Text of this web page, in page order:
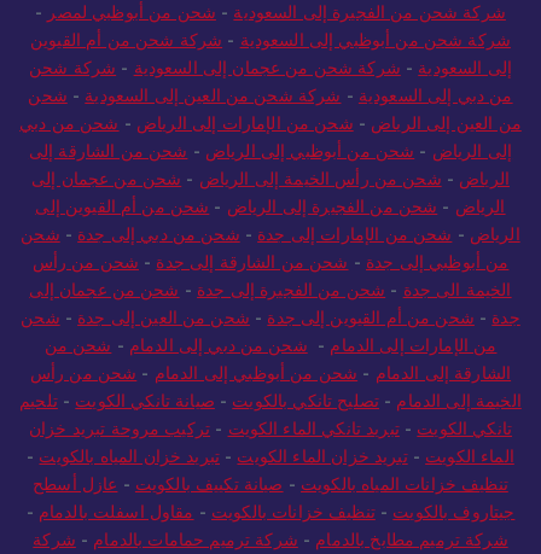
شركة شحن من الفجيرة إلى السعودية - شحن من أبوظبي لمصر -
شركة شحن من أبوظبي إلى السعودية - شركة شحن من أم القيوين
إلى السعودية - شركة شحن من عجمان إلى السعودية - شركة شحن
من دبي إلى السعودية - شركة شحن من العين إلى السعودية - شحن
من العين إلى الرياض - شحن من الإمارات إلى الرياض - شحن من دبي
إلى الرياض - شحن من أبوظبي إلى الرياض - شحن من الشارقة إلى
الرياض - شحن من رأس الخيمة إلى الرياض - شحن من عجمان إلى
الرياض - شحن من الفجيرة إلى الرياض - شحن من أم القيوين إلى
الرياض - شحن من الإمارات إلى جدة - شحن من دبي إلى جدة - شحن
من أبوظبي إلى جدة - شحن من الشارقة إلى جدة - شحن من رأس
الخيمة الى جدة - شحن من الفجيرة إلى جدة - شحن من عجمان إلى
جدة - شحن من أم القيوين إلى جدة - شحن من العين إلى جدة - شحن
من الإمارات إلى الدمام - شحن من دبي إلى الدمام - شحن من
الشارقة إلى الدمام - شحن من أبوظبي إلى الدمام - شحن من رأس
الخيمة إلى الدمام -تصليح تانكي بالكويت - صيانة تانكي الكويت -تلحيم
تانكي الكويت -تبريد تانكي الماء الكويت - تركيب مروحة تبريد خزان
الماء الكويت -تبريد خزان الماء الكويت - تبريد خزان المياه بالكويت -
تنظيف خزانات المياه بالكويت - صيانة تكييف بالكويت - عازل أسطح
جيتاروف بالكويت -تنظيف خزانات بالكويت - مقاول اسفلت بالدمام -
شركة ترميم مطابخ بالدمام - شركة ترميم حمامات بالدمام - شركة